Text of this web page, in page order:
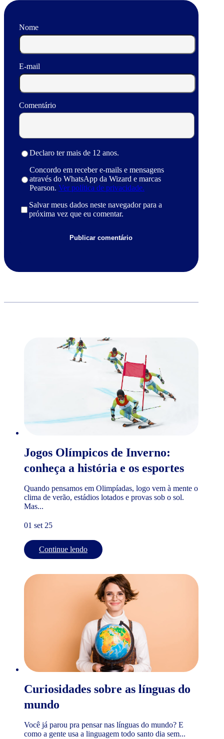
Nome
E-mail
Comentário
Declaro ter mais de 12 anos.
Concordo em receber e-mails e mensagens
através do WhatsApp da Wizard e marcas
Pearson. Ver política de privacidade.
Salvar meus dados neste navegador para a
próxima vez que eu comentar.
Jogos Olímpicos de Inverno:
conheça a história e os esportes
Quando pensamos em Olimpíadas, logo vem à mente o
clima de verão, estádios lotados e provas sob o sol.
Mas...
01 set 25
Continue lendo
Curiosidades sobre as línguas do
mundo
Você já parou pra pensar nas línguas do mundo? E
como a gente usa a linguagem todo santo dia sem...